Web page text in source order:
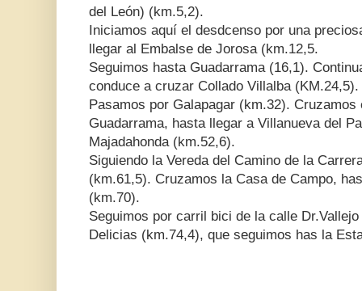
del León) (km.5,2).
Iniciamos aquí el desdcenso por una
llegar al Embalse de Jorosa (km.12,5.
Seguimos hasta Guadarrama (16,1).
conduce a cruzar Collado Villalba (KM.24,5).
Pasamos por Galapagar (km.32). Cruzamos
Guadarrama, hasta llegar a Villanueva del
Majadahonda (km.52,6).
Siguiendo la Vereda del Camino de la
(km.61,5). Cruzamos la Casa de Campo,
(km.70).
Seguimos por carril bici de la calle
Delicias (km.74,4), que seguimos has la